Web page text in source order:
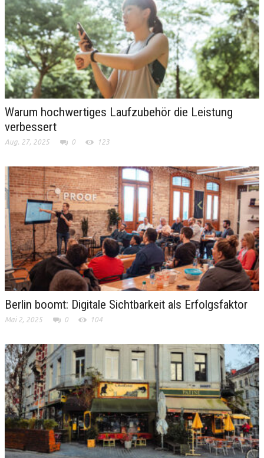
Warum hochwertiges Laufzubehör die Leistung
verbessert
Aug. 27, 2025 0 123
Berlin boomt: Digitale Sichtbarkeit als Erfolgsfaktor
Mai 2, 2025 0 104